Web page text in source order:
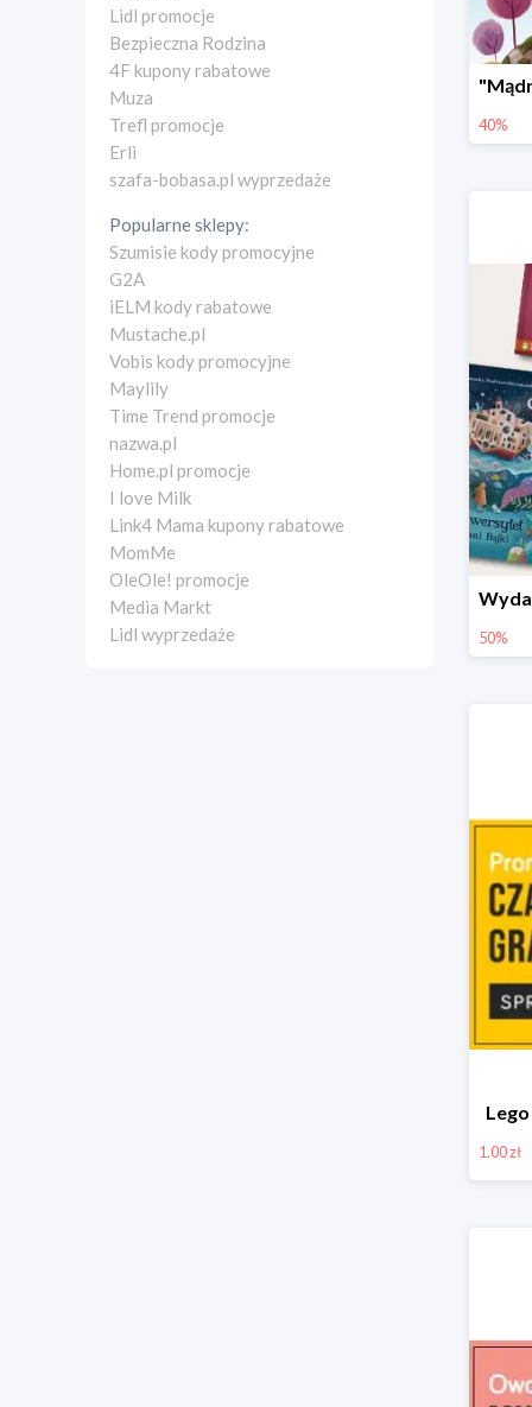
Lidl promocje
Bezpieczna Rodzina
4F kupony rabatowe
Muza
Trefl promocje
Erli
szafa-bobasa.pl wyprzedaże
Popularne sklepy:
Szumisie kody promocyjne
G2A
iELM kody rabatowe
Mustache.pl
Vobis kody promocyjne
Maylily
Time Trend promocje
nazwa.pl
Home.pl promocje
I love Milk
Link4 Mama kupony rabatowe
MomMe
OleOle! promocje
Media Markt
Lidl wyprzedaże
40%
50%
1.00 zł